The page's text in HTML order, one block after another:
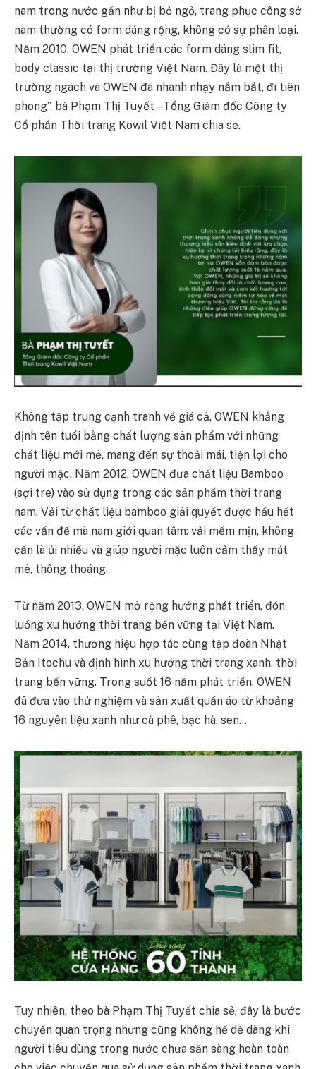
nam trong nước gần như bị bỏ ngỏ, trang phục công sở
nam thường có form dáng rộng, không có sự phân loại.
Năm 2010, OWEN phát triển các form dáng slim fit,
body classic tại thị trường Việt Nam. Đây là một thị
trường ngách và OWEN đã nhanh nhạy nắm bắt, đi tiên
phong”, bà Phạm Thị Tuyết – Tổng Giám đốc Công ty
Cổ phần Thời trang Kowil Việt Nam chia sẻ.
Không tập trung cạnh tranh về giá cả, OWEN khẳng
định tên tuổi bằng chất lượng sản phẩm với những
chất liệu mới mẻ, mang đến sự thoải mái, tiện lợi cho
người mặc. Năm 2012, OWEN đưa chất liệu Bamboo
(sợi tre) vào sử dụng trong các sản phẩm thời trang
nam. Vải từ chất liệu bamboo giải quyết được hầu hết
các vấn đề mà nam giới quan tâm: vải mềm mịn, không
cần là ủi nhiều và giúp người mặc luôn cảm thấy mát
mẻ, thông thoáng.
Từ năm 2013, OWEN mở rộng hướng phát triển, đón
luồng xu hướng thời trang bền vững tại Việt Nam.
Năm 2014, thương hiệu hợp tác cùng tập đoàn Nhật
Bản Itochu và định hình xu hướng thời trang xanh, thời
trang bền vững. Trong suốt 16 năm phát triển, OWEN
đã đưa vào thử nghiệm và sản xuất quần áo từ khoảng
16 nguyên liệu xanh như cà phê, bạc hà, sen…
Tuy nhiên, theo bà Phạm Thị Tuyết chia sẻ, đây là bước
chuyển quan trọng nhưng cũng không hề dễ dàng khi
người tiêu dùng trong nước chưa sẵn sàng hoàn toàn